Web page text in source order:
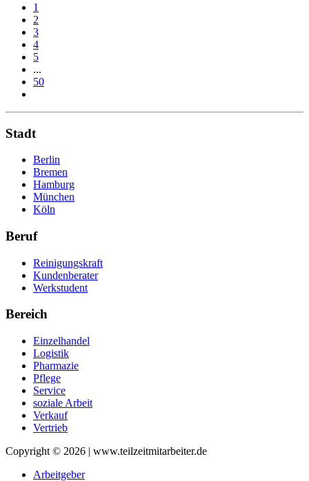
1
2
3
4
5
...
50
Stadt
Berlin
Bremen
Hamburg
München
Köln
Beruf
Reinigungskraft
Kundenberater
Werkstudent
Bereich
Einzelhandel
Logistik
Pharmazie
Pflege
Service
soziale Arbeit
Verkauf
Vertrieb
Copyright © 2026 | www.teilzeitmitarbeiter.de
Arbeitgeber